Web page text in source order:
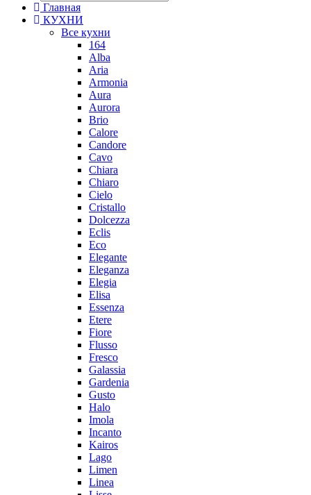
Главная
КУХНИ
Все кухни
164
Alba
Aria
Armonia
Aura
Aurora
Brio
Calore
Candore
Cavo
Chiara
Chiaro
Cielo
Cristallo
Dolcezza
Eclis
Eco
Elegante
Eleganza
Elegia
Elisa
Essenza
Etere
Fiore
Flusso
Fresco
Galassia
Gardenia
Gusto
Halo
Imola
Incanto
Kairos
Lago
Limen
Linea